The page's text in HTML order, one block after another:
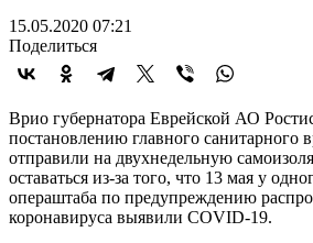
15.05.2020 07:21
Поделиться
Врио губернатора Еврейской АО
постановлению главного санитарного
отправили на двухнедельную
оставаться из-за того, что 13 мая у
операштаба по предупреждению
коронавируса выявили COVID-19.